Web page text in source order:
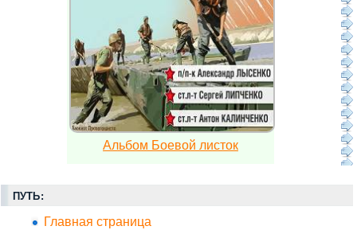
Альбом Боевой листок
ПУТЬ:
Главная страница